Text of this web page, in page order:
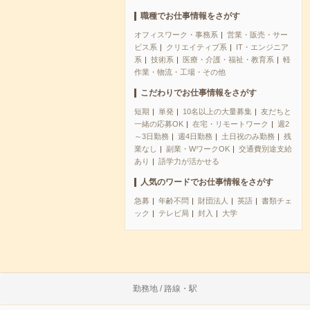
職種でお仕事情報をさがす
オフィスワーク・事務系
営業・販売・サー
ビス系
クリエイティブ系
IT・エンジニア
系
技術系 医療・介護・福祉・教育系
軽
作業・物流・工場・その他
こだわりでお仕事情報をさがす
短期 単発 10名以上の大量募集
友だちと
一緒の応募OK
在宅・リモートワーク
週2
～3日勤務
週4日勤務 土日祝のみ勤務
残
業なし
副業・WワークOK
交通費別途支給
あり
語学力が活かせる
人気のワードでお仕事情報をさがす
急募 年齢不問 財団法人 英語
書類チェ
ック
テレビ局 封入 大学
勤務地 / 路線・駅